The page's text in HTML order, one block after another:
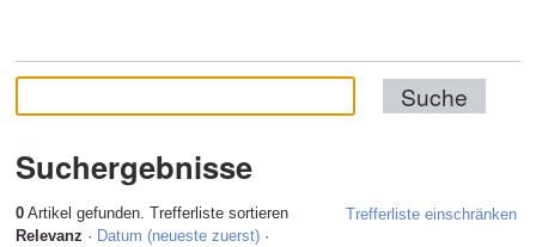
Suchergebnisse
0Artikel gefunden. Trefferliste einschränken
Trefferliste sortieren
Relevanz · Datum (neueste zuerst) ·